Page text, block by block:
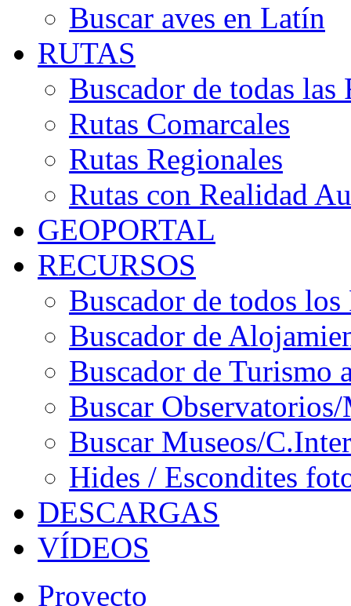
Buscar aves en Latín
RUTAS
Buscador de todas las
Rutas Comarcales
Rutas Regionales
Rutas con Realidad
GEOPORTAL
RECURSOS
Buscador de todos los
Buscador de
Buscador de Turismo
Buscar
Buscar Museos/
Hides / Escondites
DESCARGAS
VÍDEOS
Proyecto